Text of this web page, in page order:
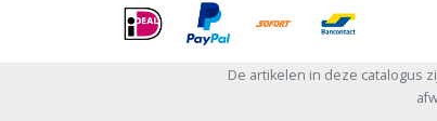
De artikelen in deze catalogus